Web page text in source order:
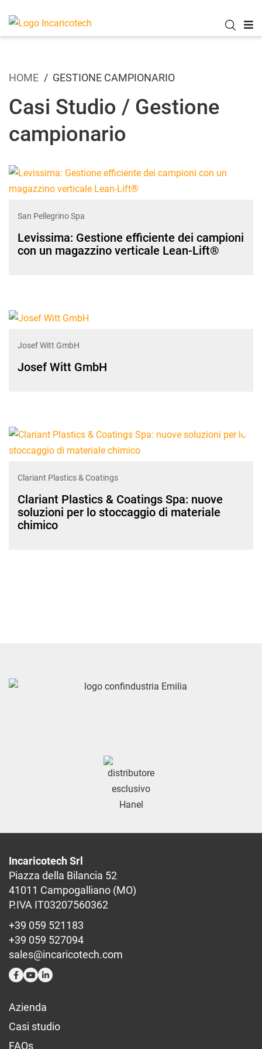
HOME GESTIONE CAMPIONARIO
Casi Studio / Gestione
campionario
San Pellegrino Spa
Levissima: Gestione efficiente dei campioni
con un magazzino verticale Lean-Lift®
Josef Witt GmbH
Josef Witt GmbH
Clariant Plastics & Coatings
Clariant Plastics & Coatings Spa: nuove
soluzioni per lo stoccaggio di materiale
chimico
Incaricotech Srl
Piazza della Bilancia 52
41011 Campogalliano (MO)
P.IVA IT03207560362
+39 059 521183
+39 059 527094
sales@incaricotech.com
Azienda
Casi studio
FAQs